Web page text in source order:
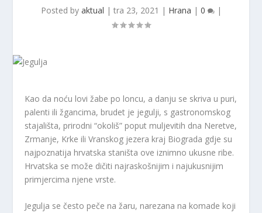
Posted by aktual | tra 23, 2021 | Hrana | 0 |
Kao da noću lovi žabe po loncu, a danju se skriva u puri,
palenti ili žgancima, brudet je jegulji, s gastronomskog
stajališta, prirodni “okoliš” poput muljevitih dna Neretve,
Zrmanje, Krke ili Vranskog jezera kraj Biograda gdje su
najpoznatija hrvatska staništa ove iznimno ukusne ribe.
Hrvatska se može dičiti najraskošnijim i najukusnijim
primjercima njene vrste.
Jegulja se često peče na žaru, narezana na komade koji